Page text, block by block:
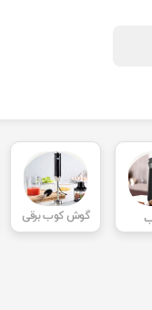
گوش کوب برقی